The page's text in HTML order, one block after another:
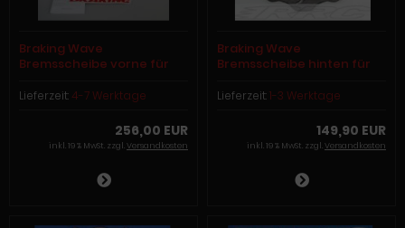
Braking Wave
Bremsscheibe vorne für
Lieferzeit: 4-7 Werktage
256,00 EUR
inkl. 19 % MwSt. zzgl.Versandkosten
Braking Wave
Bremsscheibe hinten für
Lieferzeit:1-3 Werktage
149,90 EUR
inkl. 19 % MwSt. zzgl.Versandkosten